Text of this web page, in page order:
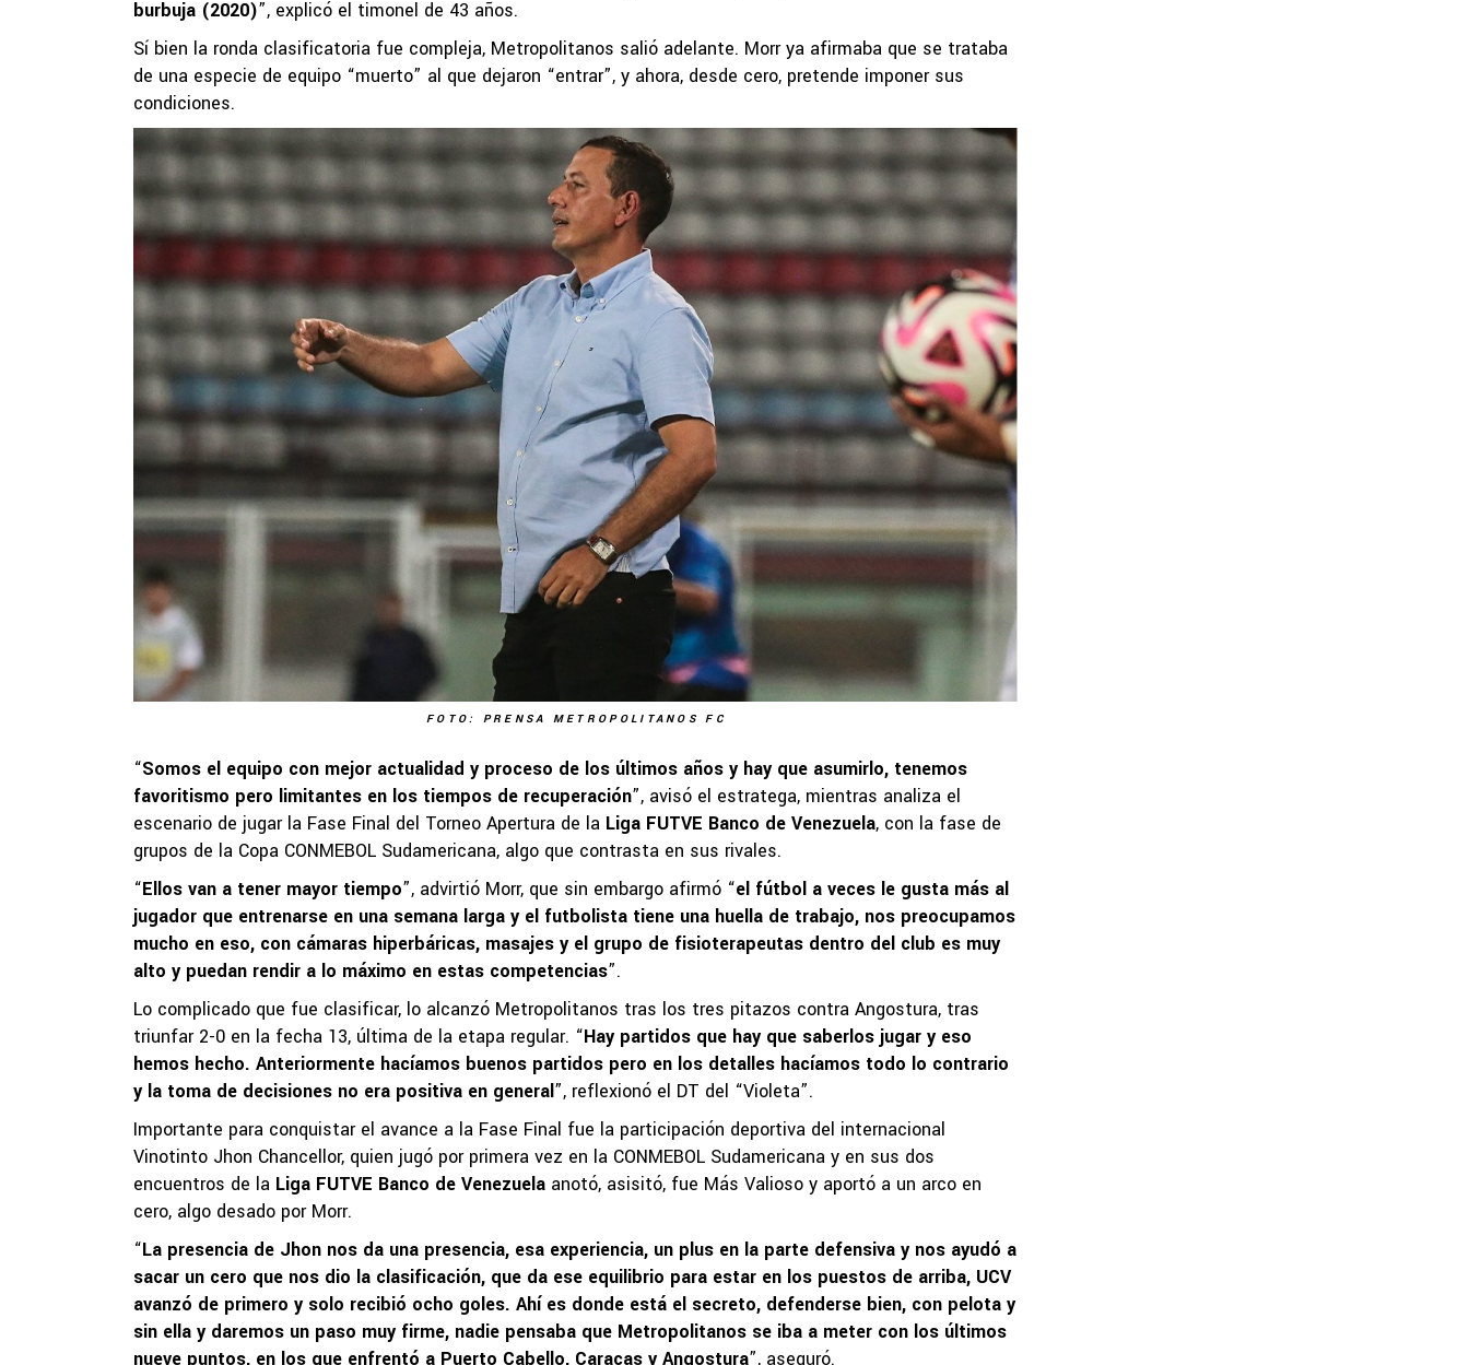
burbuja (2020)”, explicó el timonel de 43 años.
Sí bien la ronda clasificatoria fue compleja, Metropolitanos salió adelante. Morr ya afirmaba que se trataba
de una especie de equipo “muerto” al que dejaron “entrar”, y ahora, desde cero, pretende imponer sus
condiciones.
FOTO: PRENSA METROPOLITANOS FC
“Somos el equipo con mejor actualidad y proceso de los últimos años y hay que asumirlo, tenemos
favoritismo pero limitantes en los tiempos de recuperación”, avisó el estratega, mientras analiza el
escenario de jugar la Fase Final del Torneo Apertura de la Liga FUTVE Banco de Venezuela, con la fase de
grupos de la Copa CONMEBOL Sudamericana, algo que contrasta en sus rivales.
“Ellos van a tener mayor tiempo”, advirtió Morr, que sin embargo afirmó “el fútbol a veces le gusta más al
jugador que entrenarse en una semana larga y el futbolista tiene una huella de trabajo, nos preocupamos
mucho en eso, con cámaras hiperbáricas, masajes y el grupo de fisioterapeutas dentro del club es muy
alto y puedan rendir a lo máximo en estas competencias”.
Lo complicado que fue clasificar, lo alcanzó Metropolitanos tras los tres pitazos contra Angostura, tras
triunfar 2-0 en la fecha 13, última de la etapa regular. “Hay partidos que hay que saberlos jugar y eso
hemos hecho. Anteriormente hacíamos buenos partidos pero en los detalles hacíamos todo lo contrario
y la toma de decisiones no era positiva en general”, reflexionó el DT del “Violeta”.
Importante para conquistar el avance a la Fase Final fue la participación deportiva del internacional
Vinotinto Jhon Chancellor, quien jugó por primera vez en la CONMEBOL Sudamericana y en sus dos
encuentros de la Liga FUTVE Banco de Venezuela anotó, asisitó, fue Más Valioso y aportó a un arco en
cero, algo desado por Morr.
“La presencia de Jhon nos da una presencia, esa experiencia, un plus en la parte defensiva y nos ayudó a
sacar un cero que nos dio la clasificación, que da ese equilibrio para estar en los puestos de arriba, UCV
avanzó de primero y solo recibió ocho goles. Ahí es donde está el secreto, defenderse bien, con pelota y
sin ella y daremos un paso muy firme, nadie pensaba que Metropolitanos se iba a meter con los últimos
nueve puntos, en los que enfrentó a Puerto Cabello, Caracas y Angostura”, aseguró.